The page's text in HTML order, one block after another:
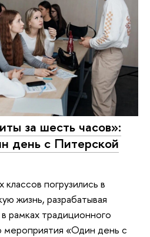
за шесть часов»:
день с Питерской
погрузились в
жизнь, разрабатывая
рамках традиционного
«Один день с